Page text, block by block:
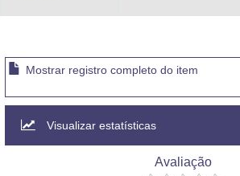
Mostrar registro completo do item
Visualizar estatísticas
Avaliação